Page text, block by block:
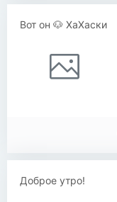
Вот он 🐶 ХаХаски
Доброе утро!